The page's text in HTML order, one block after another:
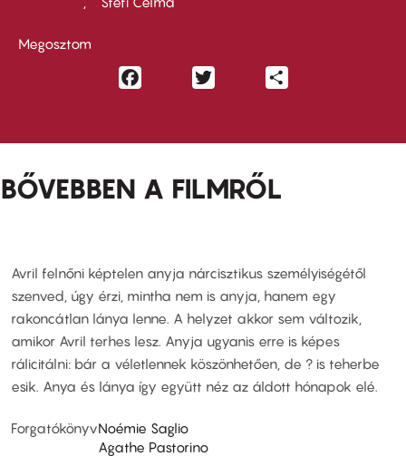
Megosztom
Facebook
BŐVEBBEN A FILMRŐL
Avril felnőni képtelen anyja nárcisztikus személyiségétől
szenved, úgy érzi, mintha nem is anyja, hanem egy
rakoncátlan lánya lenne. A helyzet akkor sem változik,
amikor Avril terhes lesz. Anyja ugyanis erre is képes
rálicitálni: bár a véletlennek köszönhetően, de ? is teherbe
esik. Anya és lánya így együtt néz az áldott hónapok elé.
ForgatókönyvNoémie Saglio
Agathe Pastorino